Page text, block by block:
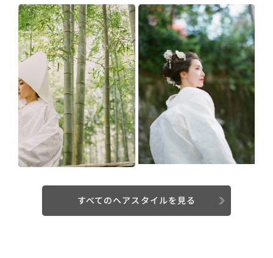
すべてのヘアスタイルを見る